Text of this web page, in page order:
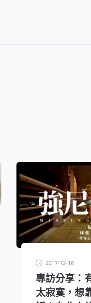
2017-12-18
專訪分享：
太寂寞，想